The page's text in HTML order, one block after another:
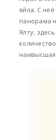
яйла. С
панорама
Ялту,